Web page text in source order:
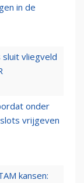
in de
vliegveld
onder
vrijgeven
kansen: